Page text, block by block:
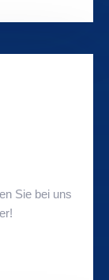
Sie bei uns